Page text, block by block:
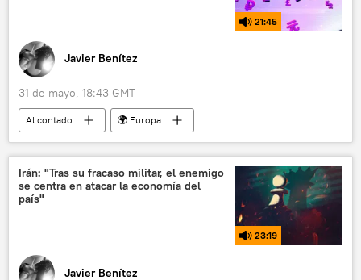
21:45
Javier Benítez
31 de mayo, 18:43 GMT
Al contado
🌍 Europa
📈 Mercados y finanzas
fertilizantes
Irán: "Tras su fracaso militar, el enemigo
se centra en atacar la economía del
país"
23:19
Javier Benítez